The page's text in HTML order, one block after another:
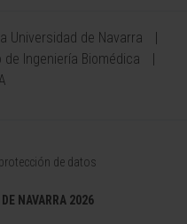
Universidad de Navarra
de Ingeniería Biomédica
de datos
NAVARRA 2026